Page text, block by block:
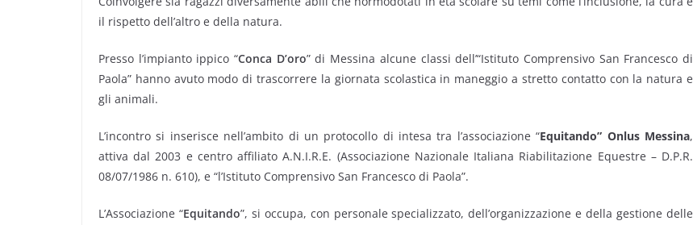
il rispetto dell’altro e della natura.
Presso l’impianto ippico “Conca D’oro” di Messina alcune classi dell’“Istituto Comprensivo San Francesco di
Paola” hanno avuto modo di trascorrere la giornata scolastica in maneggio a stretto contatto con la natura e
gli animali.
L’incontro si inserisce nell’ambito di un protocollo di intesa tra l’associazione “Equitando” Onlus Messina,
attiva dal 2003 e centro affiliato A.N.I.R.E. (Associazione Nazionale Italiana Riabilitazione Equestre – D.P.R.
08/07/1986 n. 610), e “l’Istituto Comprensivo San Francesco di Paola”.
L’Associazione “Equitando”, si occupa, con personale specializzato, dell’organizzazione e della gestione delle